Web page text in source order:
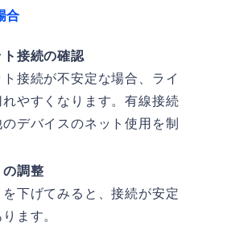
合
接続の確認
接続が不安定な場合、ライ
やすくなります。有線接続
デバイスのネット使用を制
の調整
を下げてみると、接続が安定
ます。